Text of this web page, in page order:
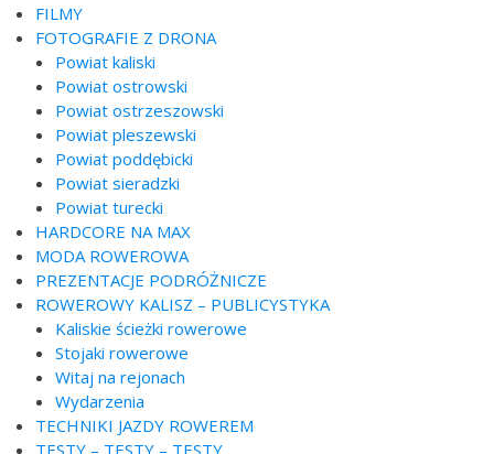
FILMY
FOTOGRAFIE Z DRONA
Powiat kaliski
Powiat ostrowski
Powiat ostrzeszowski
Powiat pleszewski
Powiat poddębicki
Powiat sieradzki
Powiat turecki
HARDCORE NA MAX
MODA ROWEROWA
PREZENTACJE PODRÓŻNICZE
ROWEROWY KALISZ – PUBLICYSTYKA
Kaliskie ścieżki rowerowe
Stojaki rowerowe
Witaj na rejonach
Wydarzenia
TECHNIKI JAZDY ROWEREM